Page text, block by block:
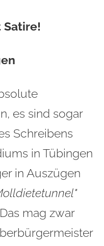
Satire!
es sind sogar
Schreibens
in Tübingen
in Auszügen
mag zwar